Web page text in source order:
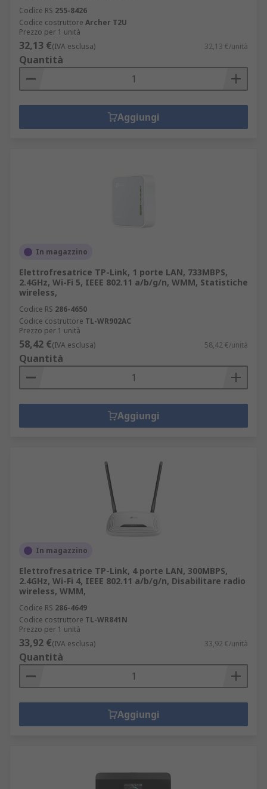
Codice RS 255-8426
Codice costruttore Archer T2U
Prezzo per 1 unità
32,13 €(IVA esclusa) 32,13 €/unità
Quantità
Aggiungi
In magazzino
Elettrofresatrice TP-Link, 1 porte LAN, 733MBPS,
2.4GHz, Wi-Fi 5, IEEE 802.11 a/b/g/n, WMM, Statistiche
wireless,
Codice RS 286-4650
Codice costruttore TL-WR902AC
Prezzo per 1 unità
58,42 €(IVA esclusa) 58,42 €/unità
Quantità
Aggiungi
In magazzino
Elettrofresatrice TP-Link, 4 porte LAN, 300MBPS,
2.4GHz, Wi-Fi 4, IEEE 802.11 a/b/g/n, Disabilitare radio
wireless, WMM,
Codice RS 286-4649
Codice costruttore TL-WR841N
Prezzo per 1 unità
33,92 €(IVA esclusa) 33,92 €/unità
Quantità
Aggiungi